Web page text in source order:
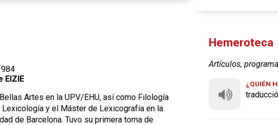
EIZIE
Artes en la UPV/EHU, así como Filología
Lexicología y el Máster de Lexicografía en la
de Barcelona. Tuvo su primera toma de
Hemeroteca
Artículos,
¿QUIÉN